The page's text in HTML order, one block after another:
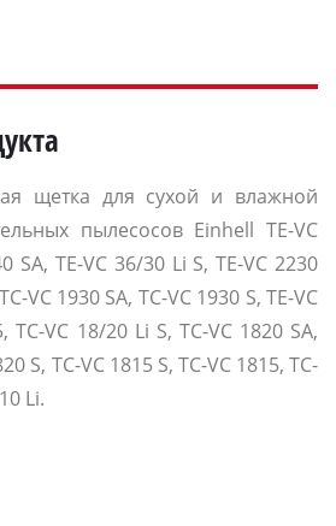
щетка для сухой и влажной
пылесосов Einhell TE-VC
SA, TE-VC 36/30 Li S, TE-VC 2230
VC 1930 SA, TC-VC 1930 S, TE-VC
TC-VC 18/20 Li S, TC-VC 1820 SA,
S, TC-VC 1815 S, TC-VC 1815, TC-
Li.